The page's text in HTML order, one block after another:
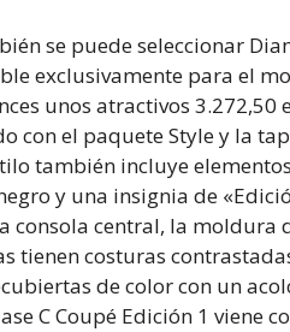
se puede seleccionar
exclusivamente para el
unos atractivos
con el paquete Style y la
también incluye
y una insignia de
consola central, la
tienen costuras
de color con un
C Coupé Edición 1 viene